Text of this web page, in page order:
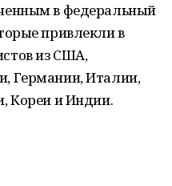
в федеральный
привлекли в
из США,
Германии, Италии,
Кореи и Индии.